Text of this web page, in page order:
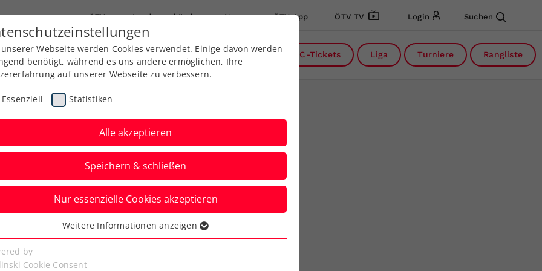
ÖTV Landesverbände News ÖTV App ÖTV TV Login Suchen
Ausbildung Services Über uns Kreise DC-Tickets Liga Turniere Rangliste
stürmt
3. Saisontitel
Webseite werden Cookies verwendet. Einige davon werden
benötigt, während es uns andere ermöglichen, Ihre
auf unserer Webseite zu verbessern.
Essenziell Statistiken
Alle akzeptieren
Speichern & schließen
Nur essenzielle Cookies akzeptieren
Cookies werden für grundlegende Funktionen der
benötigt. Dadurch ist gewährleistet, dass die Webseite
Weitere Informationen anzeigen
by
Cookie Consent